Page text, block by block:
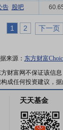
告 股吧
1 2 下一页
来源： 东方财富
财富网不保证该信
成任何投资建议，据
天天基金